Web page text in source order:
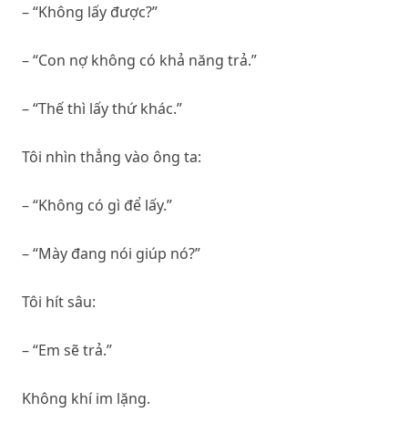
– “Không lấy được?”
– “Con nợ không có khả năng trả.”
– “Thế thì lấy thứ khác.”
Tôi nhìn thẳng vào ông ta:
– “Không có gì để lấy.”
– “Mày đang nói giúp nó?”
Tôi hít sâu:
– “Em sẽ trả.”
Không khí im lặng.